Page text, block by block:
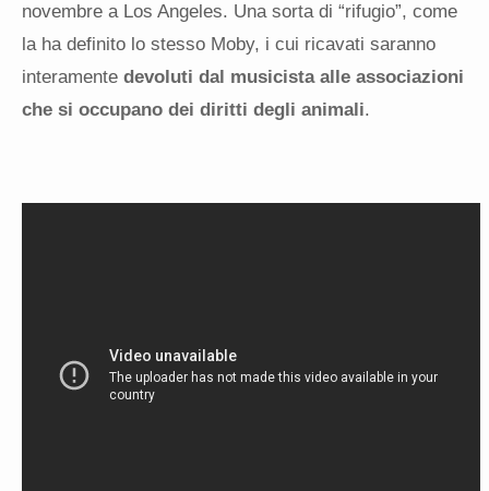
novembre a Los Angeles. Una sorta di “rifugio”, come
la ha definito lo stesso Moby, i cui ricavati saranno
interamente devoluti dal musicista alle associazioni
che si occupano dei diritti degli animali.